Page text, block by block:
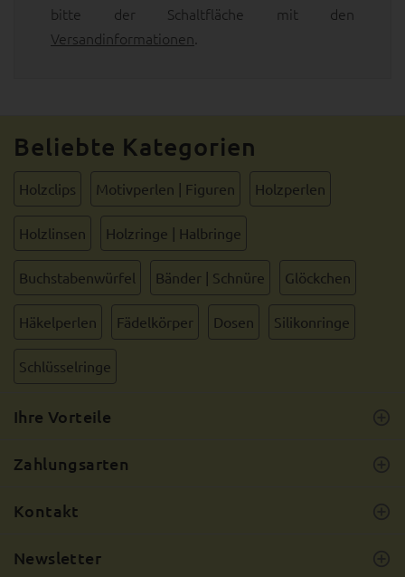
bitte der Schaltfläche mit den
Versandinformationen
Beliebte Kategorien
Holzclips Motivperlen | Figuren Holzperlen
Holzlinsen Holzringe | Halbringe
Buchstabenwürfel Bänder | Schnüre Glöckchen
Häkelperlen Fädelkörper Dosen Silikonringe
Schlüsselringe
Ihre Vorteile
Zahlungsarten
Kontakt
Newsletter